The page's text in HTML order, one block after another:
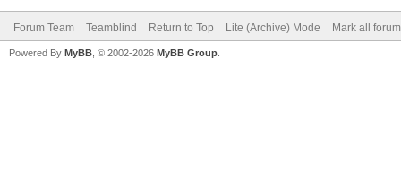
Forum Team Teamblind Return to Top Lite (Archive) Mode Mark all
Powered By MyBB , © 2002-2026 MyBB Group